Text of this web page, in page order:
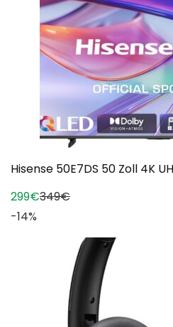
Hisense 50E7DS 50 Zoll 4K
299€349€
-14%